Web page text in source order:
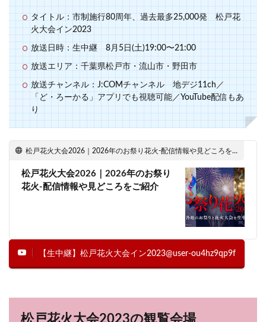
タイトル：市制施行80周年、過去最多25,000発 松戸花
火大会イン2023
放送日時：生中継 8月5日(土)19:00〜21:00
放送エリア：千葉県松戸市・流山市・野田市
放送チャンネル：J:COMチャンネル 地デジ11ch／
「ど・ろーかる」アプリでも視聴可能／YouTube配信もあ
り
松戸花火大会2026｜2026年のお祭り花火-配信情報や見どころをご紹介
松戸花火大会2026｜2026年のお祭り
花火-配信情報や見どころをご紹介
【生中継】松戸花火大会イン2023@user-ou4hz9qp9f
松戸花火大会2023の観覧会場